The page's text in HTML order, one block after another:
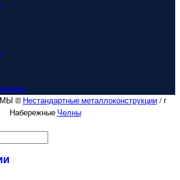
© Нестандартные металлоконструкции/ г
Набережные Челны